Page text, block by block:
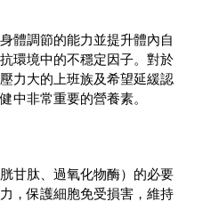
體調節的能力並提升體內自
環境中的不穩定因子。對於
力大的上班族及希望延緩認
中非常重要的營養素。
甘肽、過氧化物酶）的必要
，保護細胞免受損害，維持